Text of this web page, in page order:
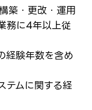
築・更改・運用
務に4年以上従
経験年数を含め
ムに関する経